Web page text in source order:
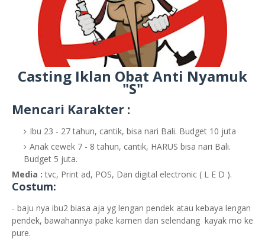
Casting Iklan Obat Anti Nyamuk
"S"
Mencari Karakter :
Ibu 23 - 27 tahun, cantik, bisa nari Bali. Budget 10 juta
Anak cewek 7 - 8 tahun, cantik, HARUS bisa nari Bali.
Budget 5 juta.
Media : tvc, Print ad, POS, Dan digital electronic ( L E D ).
Costum:
- baju nya ibu2 biasa aja yg lengan pendek atau kebaya lengan
pendek, bawahannya pake kamen dan selendang kayak mo ke
pure.